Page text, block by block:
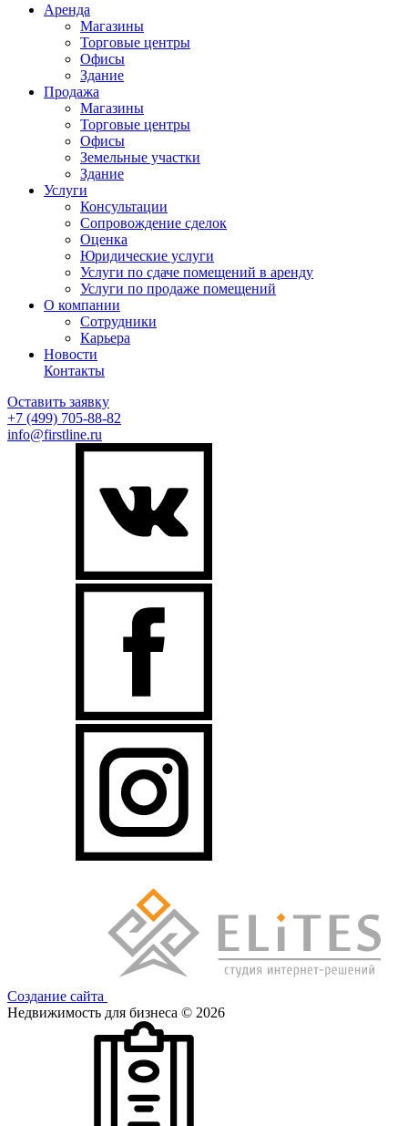
Аренда
Магазины
Торговые центры
Офисы
Здание
Продажа
Магазины
Торговые центры
Офисы
Земельные участки
Здание
Услуги
Консультации
Сопровождение сделок
Оценка
Юридические услуги
Услуги по сдаче помещений в аренду
Услуги по продаже помещений
О компании
Сотрудники
Карьера
Новости
Контакты
Оставить заявку
+7 (499) 705-88-82
info@firstline.ru
Создание сайта
Недвижимость для бизнеса © 2026